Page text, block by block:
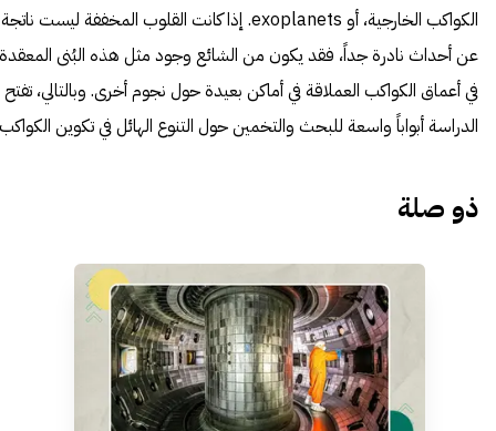
الكواكب الخارجية، أو exoplanets. إذا كانت القلوب المخففة ليست ناتجة
عن أحداث نادرة جداً، فقد يكون من الشائع وجود مثل هذه البُنى المعقدة
في أعماق الكواكب العملاقة في أماكن بعيدة حول نجوم أخرى. وبالتالي، تفتح
الدراسة أبواباً واسعة للبحث والتخمين حول التنوع الهائل في تكوين
ذو صلة